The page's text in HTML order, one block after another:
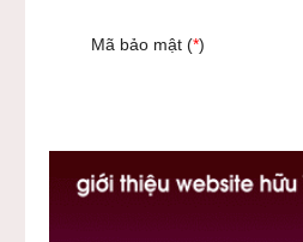
Mã bảo mật (*)